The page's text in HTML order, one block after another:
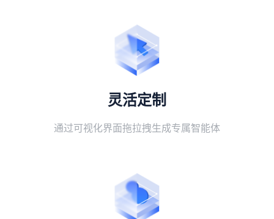
灵活定制
通过可视化界面拖拉拽生成专属智能体